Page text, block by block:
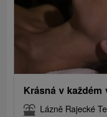
Krásná v
Lázně Rajecké